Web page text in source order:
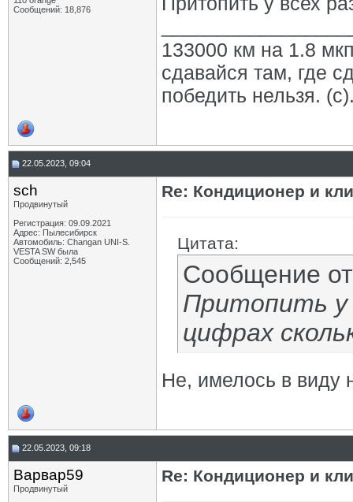
Сообщений: 18,876
133000 км на 1.8
сдавайся там, где
победить нельзя.
22.05.2023, 09:04
sch
Продвинутый
Регистрация: 09.09.2021
Адрес: Пылесибирск
Автомобиль: Changan UNI-S.
VESTA SW была
Сообщений: 2,545
Re: Кондиционер и
Цитата:
Сообщение
Притопить у
цифрах
Не, имелось в виду
22.05.2023, 09:18
Варвар59
Продвинутый
Re: Кондиционер и